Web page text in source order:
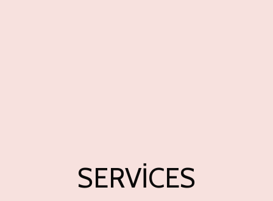
SERVICES